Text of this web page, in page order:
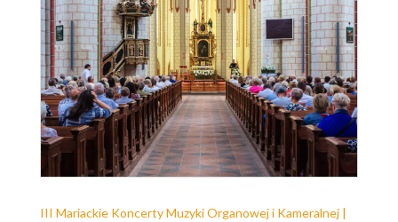
III Mariackie Koncerty Muzyki Organowej i Kameralnej |